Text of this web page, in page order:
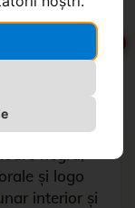
și logo
interior și